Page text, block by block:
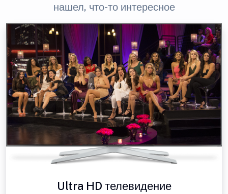
нашел, что-то интересное
Ultra HD телевидение